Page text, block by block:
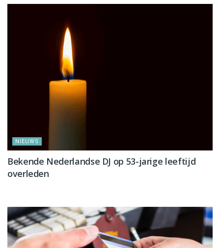
NIEUWS
Bekende Nederlandse DJ op 53-jarige leeftijd
overleden